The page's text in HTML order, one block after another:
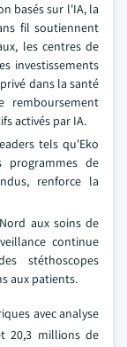
basés sur l'IA, la
fil soutiennent
les centres de
investissements
dans la santé
remboursement
activés par IA.
tels qu'Eko
de
renforce la
aux soins de
continue
stéthoscopes
aux patients.
avec analyse
20,3 millions de